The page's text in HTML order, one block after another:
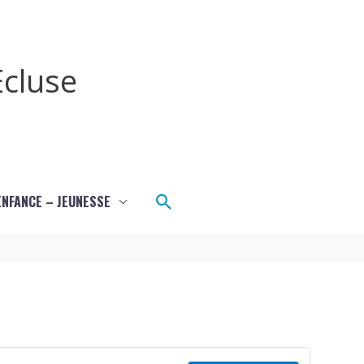
– JEUNESSE Rechercher